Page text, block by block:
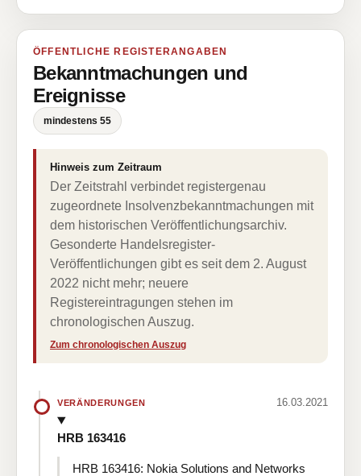
ÖFFENTLICHE REGISTERANGABEN
Bekanntmachungen und
Ereignisse
mindestens 55
Hinweis zum Zeitraum
Der Zeitstrahl verbindet registergenau
zugeordnete Insolvenzbekanntmachungen mit
dem historischen Veröffentlichungsarchiv.
Gesonderte Handelsregister-
Veröffentlichungen gibt es seit dem 2. August
2022 nicht mehr; neuere
Registereintragungen stehen im
chronologischen Auszug.
Zum chronologischen Auszug
VERÄNDERUNGEN 16.03.2021
HRB 163416
HRB 163416: Nokia Solutions and Networks